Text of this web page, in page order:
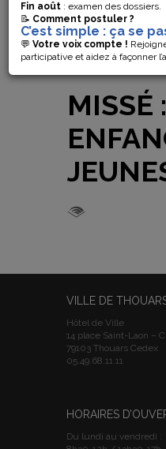
Fin août : examen des dossiers.
📝 Comment postuler ?
C’est simple : ça se
💬 Votre voix compte !
participative et aidez à façonner
A
VOTRE
SERVICE
ENFANCE
ET
MISSÉ :
VILLE DE
Hôtel de Ville
14 place Saint-Laon –
79103 Thouars Cedex
05.49.68.11.11
HORAIRES
Du lundi au vendredi :